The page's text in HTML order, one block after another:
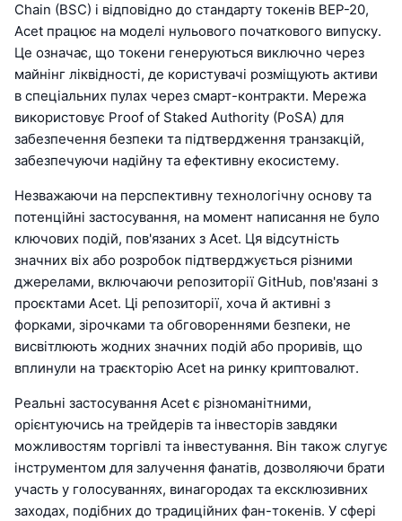
Chain (BSC) і відповідно до стандарту токенів BEP-20,
Acet працює на моделі нульового початкового випуску.
Це означає, що токени генеруються виключно через
майнінг ліквідності, де користувачі розміщують активи
в спеціальних пулах через смарт-контракти. Мережа
використовує Proof of Staked Authority (PoSA) для
забезпечення безпеки та підтвердження транзакцій,
забезпечуючи надійну та ефективну екосистему.
Незважаючи на перспективну технологічну основу та
потенційні застосування, на момент написання не було
ключових подій, пов'язаних з Acet. Ця відсутність
значних віх або розробок підтверджується різними
джерелами, включаючи репозиторії GitHub, пов'язані з
проєктами Acet. Ці репозиторії, хоча й активні з
форками, зірочками та обговореннями безпеки, не
висвітлюють жодних значних подій або проривів, що
вплинули на траєкторію Acet на ринку криптовалют.
Реальні застосування Acet є різноманітними,
орієнтуючись на трейдерів та інвесторів завдяки
можливостям торгівлі та інвестування. Він також слугує
інструментом для залучення фанатів, дозволяючи брати
участь у голосуваннях, винагородах та ексклюзивних
заходах, подібних до традиційних фан-токенів. У сфері